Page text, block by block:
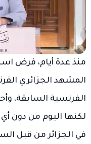
منذ عدة أيام، فرض
المشهد الجزائري
الفرنسية السابقة،
لكنها اليوم من دون
في الجزائر من قبل